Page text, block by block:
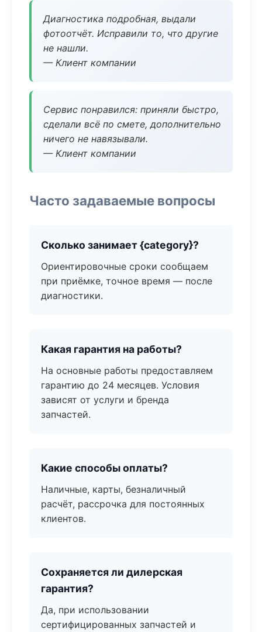
Диагностика подробная, выдали
фотоотчёт. Исправили то, что другие
не нашли.
— Клиент компании
Сервис понравился: приняли быстро,
сделали всё по смете, дополнительно
ничего не навязывали.
— Клиент компании
Часто задаваемые вопросы
Сколько занимает {category}?
Ориентировочные сроки сообщаем
при приёмке, точное время — после
диагностики.
Какая гарантия на работы?
На основные работы предоставляем
гарантию до 24 месяцев. Условия
зависят от услуги и бренда
запчастей.
Какие способы оплаты?
Наличные, карты, безналичный
расчёт, рассрочка для постоянных
клиентов.
Сохраняется ли дилерская
гарантия?
Да, при использовании
сертифицированных запчастей и